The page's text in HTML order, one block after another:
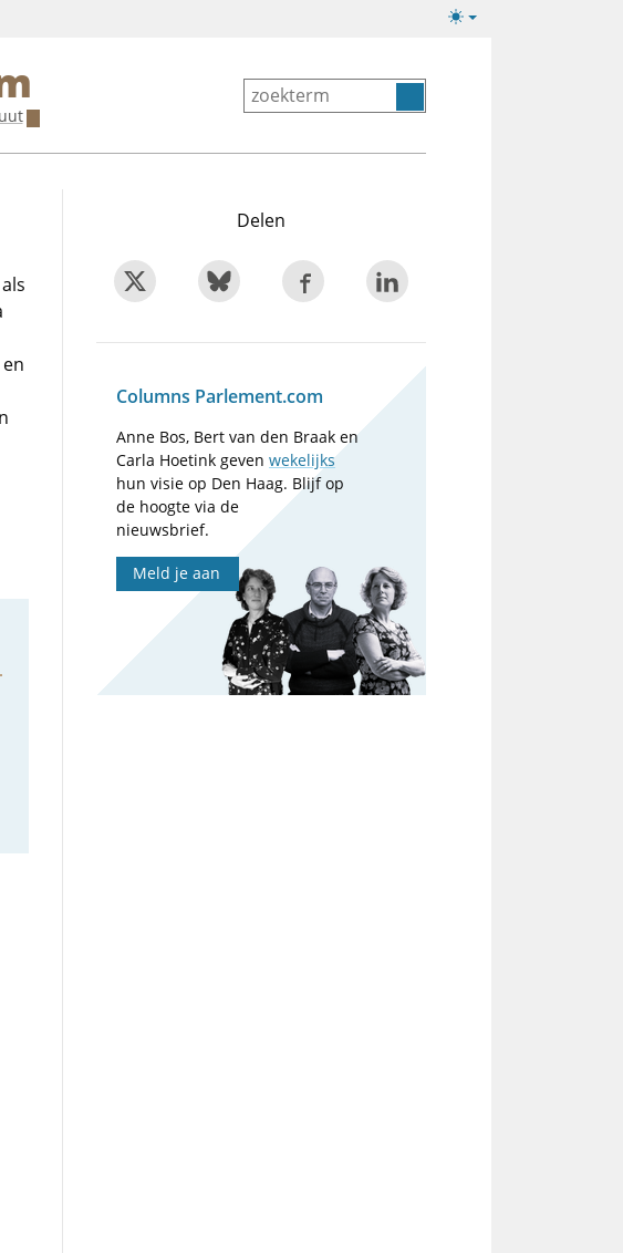
Lichte/donkere
Delen
Columns Parlement.com
Anne Bos, Bert van den Braak en
Carla Hoetink gevenwekelijks
hun visie op Den Haag. Blijf op
de hoogte via de
nieuwsbrief.
Meld je aan